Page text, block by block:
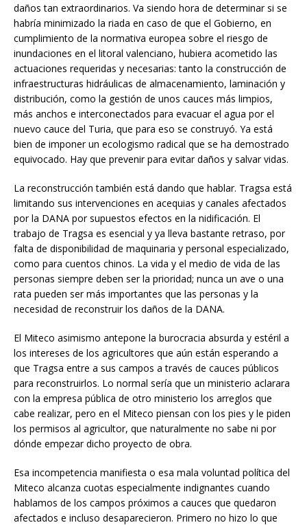
daños tan extraordinarios. Va siendo hora de determinar si se
habría minimizado la riada en caso de que el Gobierno, en
cumplimiento de la normativa europea sobre el riesgo de
inundaciones en el litoral valenciano, hubiera acometido las
actuaciones requeridas y necesarias: tanto la construcción de
infraestructuras hidráulicas de almacenamiento, laminación y
distribución, como la gestión de unos cauces más limpios,
más anchos e interconectados para evacuar el agua por el
nuevo cauce del Turia, que para eso se construyó. Ya está
bien de imponer un ecologismo radical que se ha demostrado
equivocado. Hay que prevenir para evitar daños y salvar vidas.
La reconstrucción también está dando que hablar. Tragsa está
limitando sus intervenciones en acequias y canales afectados
por la DANA por supuestos efectos en la nidificación. El
trabajo de Tragsa es esencial y ya lleva bastante retraso, por
falta de disponibilidad de maquinaria y personal especializado,
como para cuentos chinos. La vida y el medio de vida de las
personas siempre deben ser la prioridad; nunca un ave o una
rata pueden ser más importantes que las personas y la
necesidad de reconstruir los daños de la DANA.
El Miteco asimismo antepone la burocracia absurda y estéril a
los intereses de los agricultores que aún están esperando a
que Tragsa entre a sus campos a través de cauces públicos
para reconstruirlos. Lo normal sería que un ministerio aclarara
con la empresa pública de otro ministerio los arreglos que
cabe realizar, pero en el Miteco piensan con los pies y le piden
los permisos al agricultor, que naturalmente no sabe ni por
dónde empezar dicho proyecto de obra.
Esa incompetencia manifiesta o esa mala voluntad política del
Miteco alcanza cuotas especialmente indignantes cuando
hablamos de los campos próximos a cauces que quedaron
afectados e incluso desaparecieron. Primero no hizo lo que